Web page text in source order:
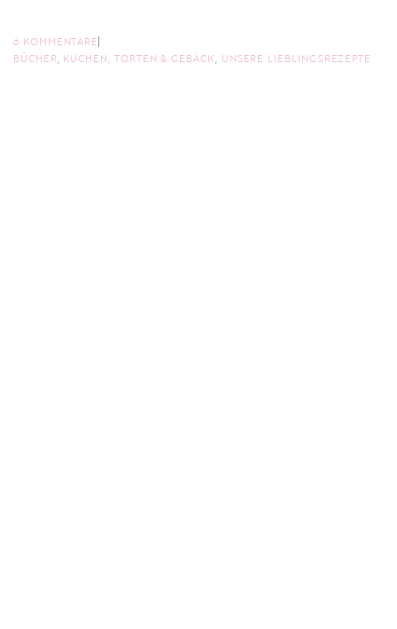
6 KOMMENTARE
BÜCHER, KUCHEN, TORTEN & GEBÄCK, UNSERE LIEBLINGSREZEPTE